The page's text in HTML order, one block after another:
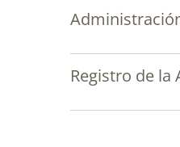
Registro de